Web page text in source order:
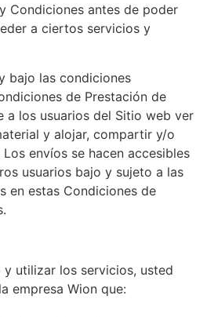
Condiciones antes de poder
a ciertos servicios y
bajo las condiciones
de Prestación de
a los usuarios del Sitio web ver
y alojar, compartir y/o
envíos se hacen accesibles
usuarios bajo y sujeto a las
en estas Condiciones de
utilizar los servicios, usted
empresa Wion que: